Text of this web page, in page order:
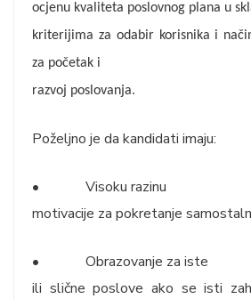
ocjenu kvaliteta poslovnog plana u
kriterijima za odabir korisnika i
za početak i
razvoj poslovanja.
Poželjno je da kandidati imaju:
• Visoku razinu
motivacije za pokretanje
• Obrazovanje za iste
ili slične poslove ako se isti